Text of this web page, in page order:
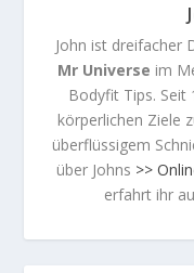
John ist dreifacher
Mr Universe im
Bodyfit Tips. Seit
körperlichen Ziele
überflüssigem
über Johns >>
erfahrt ihr